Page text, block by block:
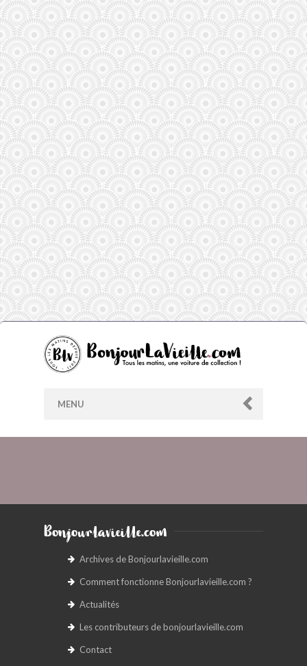
MENU
BONJOURLAVIEILLE ?
Bonjourlavieille.com
Archives de Bonjourlavieille.com
Comment fonctionne Bonjourlavieille.com ?
Actualités
Les contributeurs de bonjourlavieille.com
Contact